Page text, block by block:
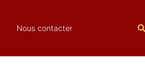
Nous contacter